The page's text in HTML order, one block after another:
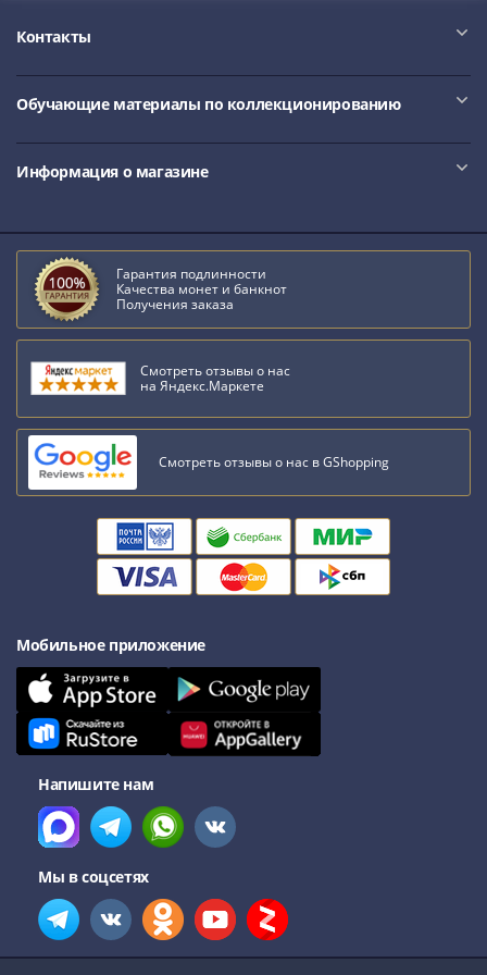
Контакты
Обучающие материалы по коллекционированию
Информация о магазине
Гарантия подлинности
Качества монет и банкнот
Получения заказа
Смотреть отзывы о нас
на Яндекс.Маркете
Смотреть отзывы о нас в GShopping
Мобильное приложение
Напишите нам
Мы в соцсетях